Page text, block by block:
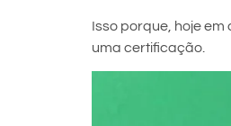
Isso porque, hoje
uma certificação.